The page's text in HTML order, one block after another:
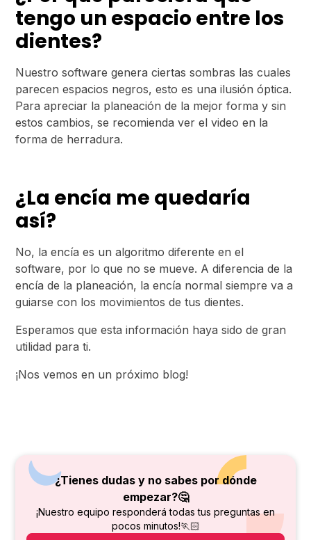
tengo un espacio entre los
dientes?
Nuestro software genera ciertas sombras las cuales
parecen espacios negros, esto es una ilusión óptica.
Para apreciar la planeación de la mejor forma y sin
estos cambios, se recomienda ver el video en la
forma de herradura.
¿La encía me quedaría
así?
No, la encía es un algoritmo diferente en el
software, por lo que no se mueve. A diferencia de la
encía de la planeación, la encía normal siempre va a
guiarse con los movimientos de tus dientes.
Esperamos que esta información haya sido de gran
utilidad para ti.
¡Nos vemos en un próximo blog!
¿Tienes dudas y no sabes por dónde
empezar?🤔
¡Nuestro equipo responderá todas tus preguntas en
pocos minutos!🏃🏻